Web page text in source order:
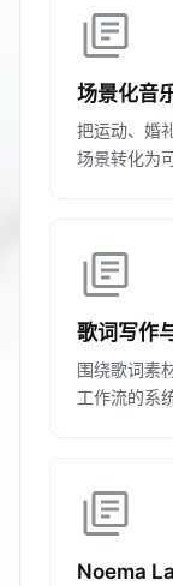
library_books
场景化音
把运动、婚
场景转化为
library_books
歌词写作
围绕歌词素
工作流的系
library_books
Noema